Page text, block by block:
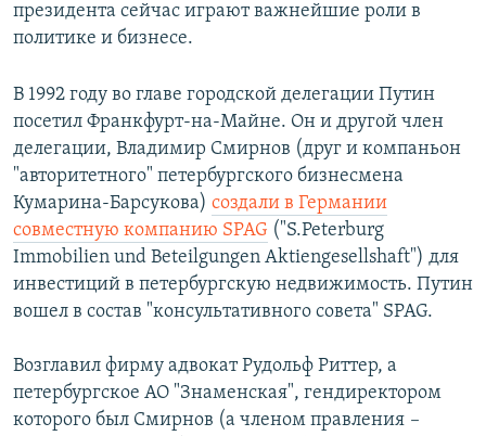
президента сейчас играют важнейшие роли в
политике и бизнесе.
В 1992 году во главе городской делегации Путин
посетил Франкфурт-на-Майне. Он и другой член
делегации, Владимир Смирнов (друг и компаньон
"авторитетного" петербургского бизнесмена
Кумарина-Барсукова) создали в Германии
совместную компанию SPAG ("S.Peterburg
Immobilien und Beteilgungen Aktiengesellshaft") для
инвестиций в петербургскую недвижимость. Путин
вошел в состав "консультативного совета" SPAG.
Возглавил фирму адвокат Рудольф Риттер, а
петербургское АО "Знаменская", гендиректором
которого был Смирнов (а членом правления –